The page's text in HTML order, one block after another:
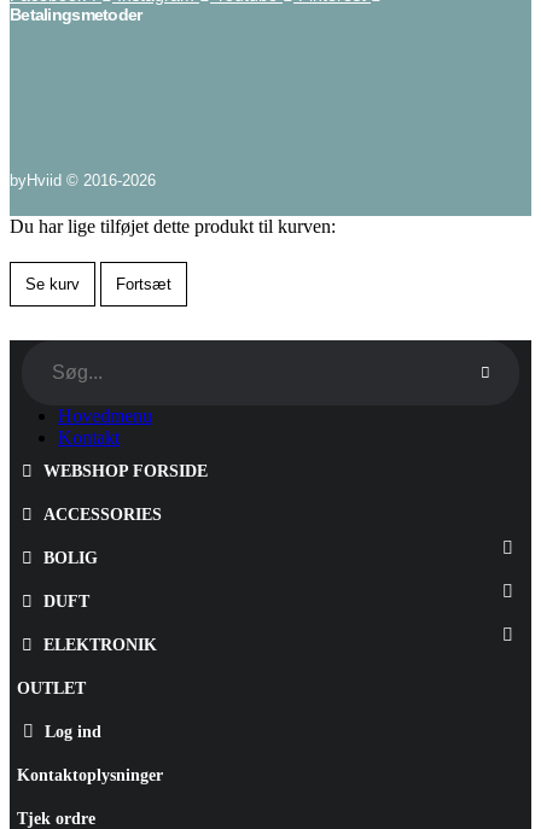
Betalingsmetoder
byHviid © 2016-2026
Du har lige tilføjet dette produkt til kurven:
Se kurv Fortsæt
Hovedmenu
Kontakt
WEBSHOP FORSIDE
ACCESSORIES
BOLIG
DUFT
ELEKTRONIK
OUTLET
Log ind
Kontaktoplysninger
Tjek ordre